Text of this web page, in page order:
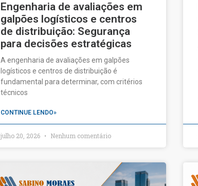
Engenharia de avaliações em
galpões logísticos e centros
de distribuição: Segurança
para decisões estratégicas
A engenharia de avaliações em galpões
logísticos e centros de distribuição é
fundamental para determinar, com critérios
técnicos
CONTINUE LENDO»
julho 20, 2026 Nenhum comentário